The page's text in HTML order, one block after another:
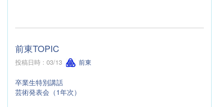
前東TOPIC
投稿日時 : 03/13 前東
卒業生特別講話
芸術発表会（1年次）